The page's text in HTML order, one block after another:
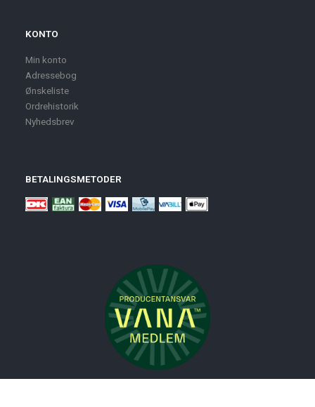
KONTO
Min konto
Adressebog
Ønskeliste
Ordrehistorik
Nyhedsbrev
BETALINGSMETODER